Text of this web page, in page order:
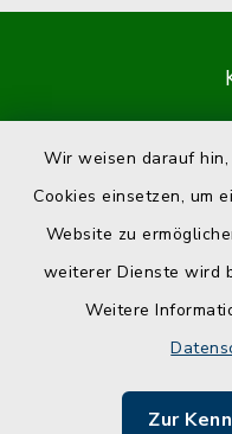
Wir weisen darauf
Cookies einsetzen, um
Website zu
weiterer Dienste wird
Weitere
Zur